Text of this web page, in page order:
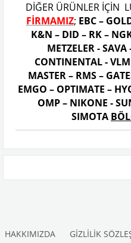
DİĞER ÜRÜNLER İÇİN
FİRMAMIZ; EBC –
K&N – DID – RK –
METZELER -
CONTINENTAL -
MASTER – RMS –
EMGO – OPTIMATE –
OMP – NIKONE -
SIMOTA
HAKKIMIZDA GİZLİLİK